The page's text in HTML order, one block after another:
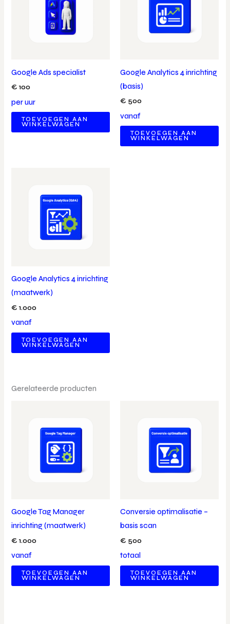
Google Ads specialist
€ 100
per uur
TOEVOEGEN AAN
WINKELWAGEN
Google Analytics 4 inrichting
(basis)
€ 500
vanaf
TOEVOEGEN AAN
WINKELWAGEN
Google Analytics 4 inrichting
(maatwerk)
€ 1.000
vanaf
TOEVOEGEN AAN
WINKELWAGEN
Gerelateerde producten
Google Tag Manager
inrichting (maatwerk)
€ 1.000
vanaf
TOEVOEGEN AAN
WINKELWAGEN
Conversie optimalisatie –
basis scan
€ 500
totaal
TOEVOEGEN AAN
WINKELWAGEN